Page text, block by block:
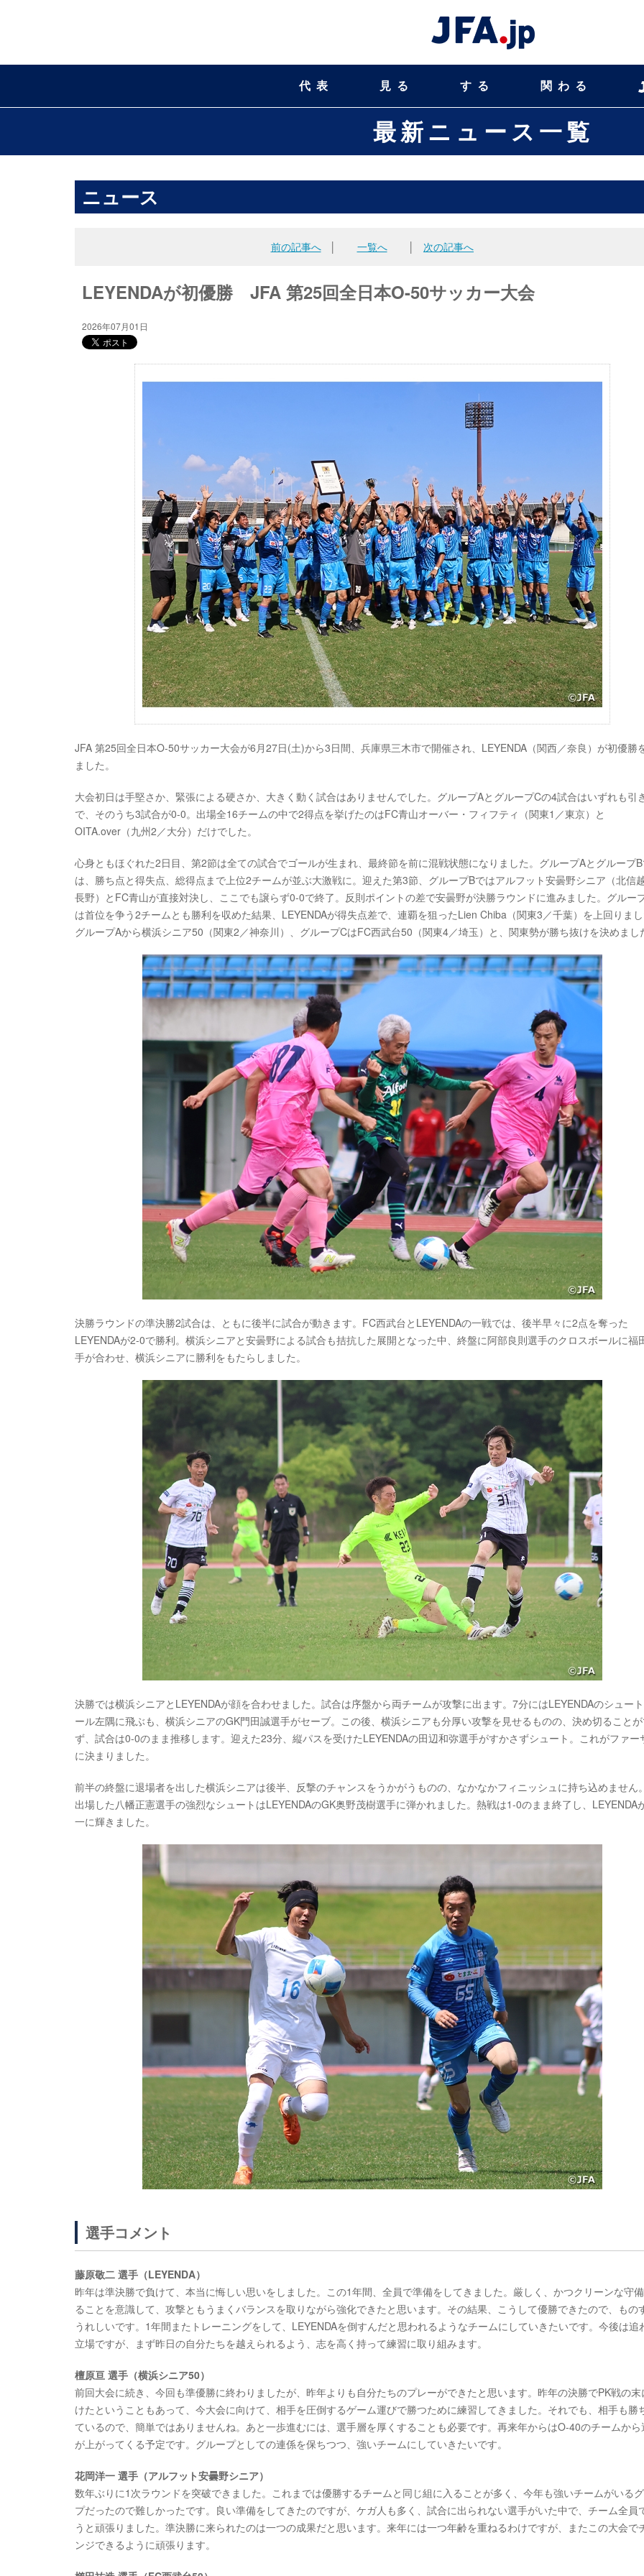
代表 見る する 関わる
最新ニュース一覧
ニュース
前の記事へ│ 一覧へ 次の記事へ
LEYENDAが初優勝 JFA 第25回全日本O-50サッカー大会
2026年07月01日
JFA 第25回全日本O-50サッカー大会が6月27日(土)から3日間、兵庫県三木市で開催され、LEYENDA（関西／奈良）が初優勝
ました。
大会初日は手堅さか、緊張による硬さか、大きく動く試合はありませんでした。グループAとグループCの4試合はいずれも引
で、そのうち3試合が0-0。出場全16チームの中で2得点を挙げたのはFC青山オーバー・フィフティ（関東1／東京）と
OITA.over（九州2／大分）だけでした。
心身ともほぐれた2日目、第2節は全ての試合でゴールが生まれ、最終節を前に混戦状態になりました。グループAとグループ
は、勝ち点と得失点、総得点まで上位2チームが並ぶ大激戦に。迎えた第3節、グループBではアルフット安曇野シニア（北信
長野）とFC青山が直接対決し、ここでも譲らず0-0で終了。反則ポイントの差で安曇野が決勝ラウンドに進みました。グルー
は首位を争う2チームとも勝利を収めた結果、LEYENDAが得失点差で、連覇を狙ったLien Chiba（関東3／千葉）を上回りま
グループAから横浜シニア50（関東2／神奈川）、グループCはFC西武台50（関東4／埼玉）と、関東勢が勝ち抜けを決めまし
決勝ラウンドの準決勝2試合は、ともに後半に試合が動きます。FC西武台とLEYENDAの一戦では、後半早々に2点を奪った
LEYENDAが2-0で勝利。横浜シニアと安曇野による試合も拮抗した展開となった中、終盤に阿部良則選手のクロスボールに福
手が合わせ、横浜シニアに勝利をもたらしました。
決勝では横浜シニアとLEYENDAが顔を合わせました。試合は序盤から両チームが攻撃に出ます。7分にはLEYENDAのシュー
ール左隅に飛ぶも、横浜シニアのGK門田誠選手がセーブ。この後、横浜シニアも分厚い攻撃を見せるものの、決め切ること
ず、試合は0-0のまま推移します。迎えた23分、縦パスを受けたLEYENDAの田辺和弥選手がすかさずシュート。これがファー
に決まりました。
前半の終盤に退場者を出した横浜シニアは後半、反撃のチャンスをうかがうものの、なかなかフィニッシュに持ち込めません
出場した八幡正憲選手の強烈なシュートはLEYENDAのGK奥野茂樹選手に弾かれました。熱戦は1-0のまま終了し、LEYENDA
一に輝きました。
選手コメント
藤原敬二 選手（LEYENDA）
昨年は準決勝で負けて、本当に悔しい思いをしました。この1年間、全員で準備をしてきました。厳しく、かつクリーンな守
ることを意識して、攻撃ともうまくバランスを取りながら強化できたと思います。その結果、こうして優勝できたので、もの
うれしいです。1年間またトレーニングをして、LEYENDAを倒すんだと思われるようなチームにしていきたいです。今後は追
立場ですが、まず昨日の自分たちを越えられるよう、志を高く持って練習に取り組みます。
檀原亘 選手（横浜シニア50）
前回大会に続き、今回も準優勝に終わりましたが、昨年よりも自分たちのプレーができたと思います。昨年の決勝でPK戦の末
けたということもあって、今大会に向けて、相手を圧倒するゲーム運びで勝つために練習してきました。それでも、相手も勝
ているので、簡単ではありませんね。あと一歩進むには、選手層を厚くすることも必要です。再来年からはO-40のチームから
が上がってくる予定です。グループとしての連係を保ちつつ、強いチームにしていきたいです。
花岡洋一 選手（アルフット安曇野シニア）
数年ぶりに1次ラウンドを突破できました。これまでは優勝するチームと同じ組に入ることが多く、今年も強いチームがいる
プだったので難しかったです。良い準備をしてきたのですが、ケガ人も多く、試合に出られない選手がいた中で、チーム全員
うと頑張りました。準決勝に来られたのは一つの成果だと思います。来年には一つ年齢を重ねるわけですが、またこの大会で
ンジできるように頑張ります。